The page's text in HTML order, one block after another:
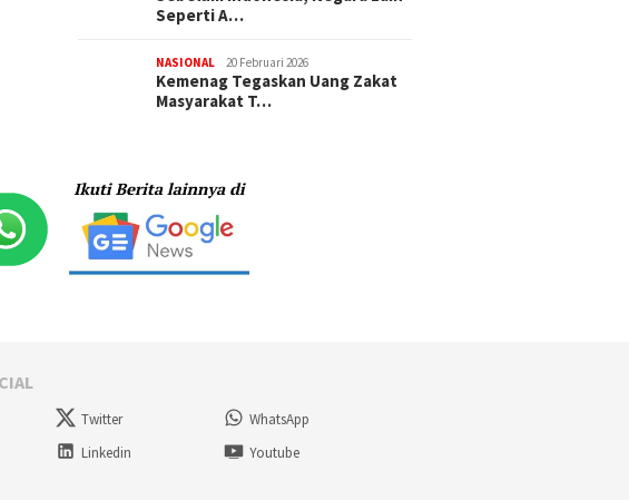
Seperti A…
NASIONAL 20 Februari 2026
Kemenag Tegaskan Uang Zakat
Masyarakat T…
Twitter
WhatsApp
Linkedin Youtube